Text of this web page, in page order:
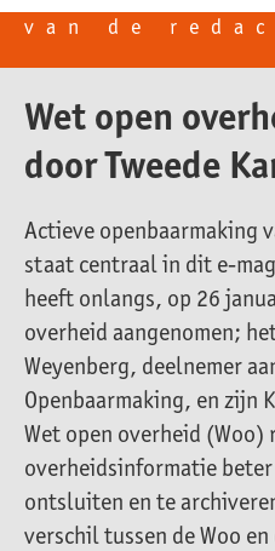
van de
Wet open
door Tweede
Actieve openbaarmaking
staat centraal in dit e-
heeft onlangs, op 26
overheid aangenomen;
Weyenberg, deelnemer
Openbaarmaking, en zijn
Wet open overheid
overheidsinformatie
ontsluiten en te
verschil tussen de Woo